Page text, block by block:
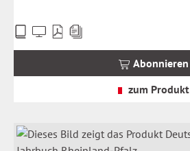
Preise
inkl.
Abonnieren
zum Produkt